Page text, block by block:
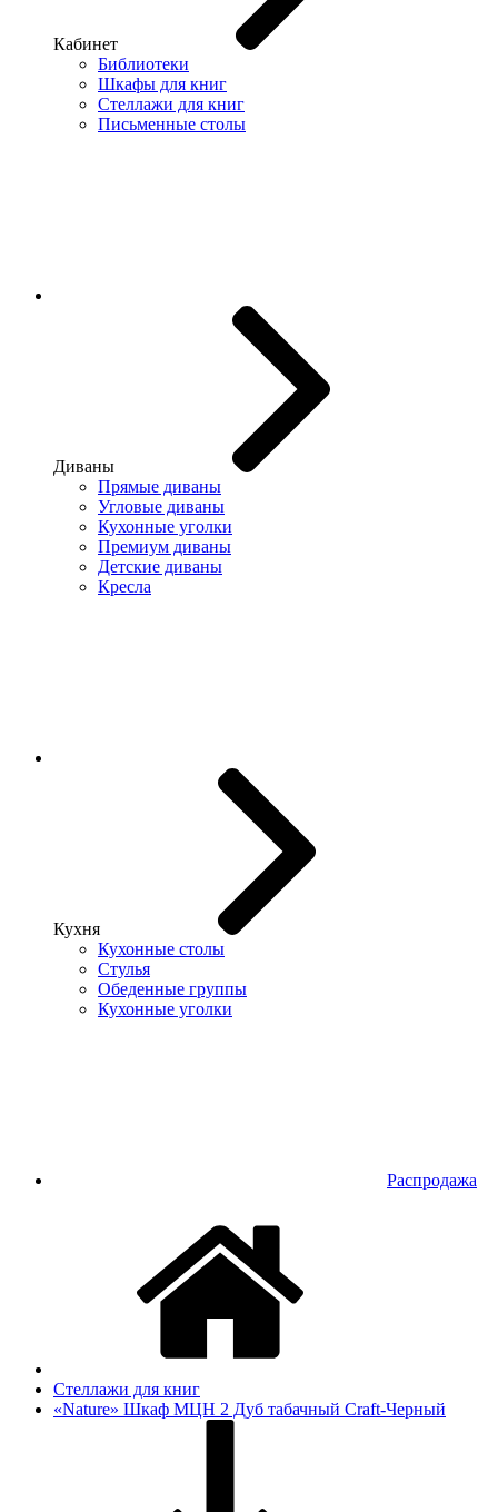
Кабинет
Библиотеки
Шкафы для книг
Стеллажи для книг
Письменные столы
Диваны
Прямые диваны
Угловые диваны
Кухонные уголки
Премиум диваны
Детские диваны
Кресла
Кухня
Кухонные столы
Стулья
Обеденные группы
Кухонные уголки
Распродажа
Стеллажи для книг
«Nature» Шкаф МЦН 2 Дуб табачный Craft-Черный